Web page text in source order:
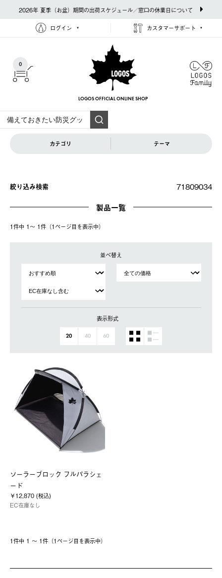
2026年 夏季（お盆）期間の出荷スケジュール／窓口の休業日について
ログイン カスタマーサポート
0
LOGOS OFFICIAL ONLINE SHOP
カテゴリ テーマ
絞り込み検索 71809034
製品一覧
1件中 1〜 1件（1ページ⽬を表⽰中）
並べ替え
表示形式
20 40 60
ソーラーブロック フルパラシェ
ード
￥12,870 (税込)
EC在庫なし
1件中 1 〜 1件（1ページ⽬を表⽰中）